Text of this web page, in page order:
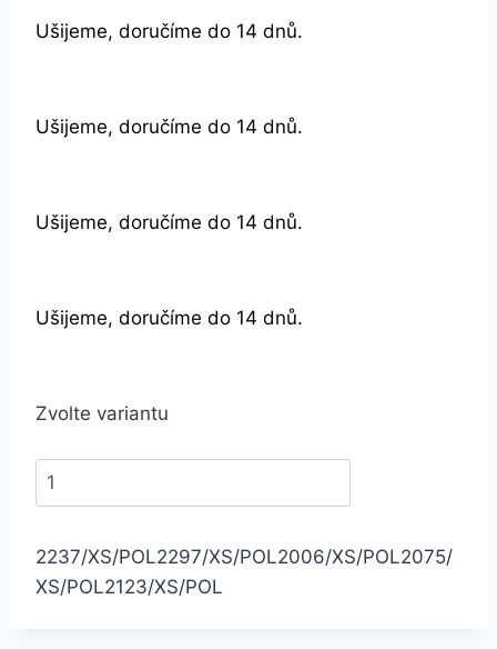
Ušijeme, doručíme do 14 dnů.
Ušijeme, doručíme do 14 dnů.
Ušijeme, doručíme do 14 dnů.
Ušijeme, doručíme do 14 dnů.
Zvolte variantu
2237/XS/POL2297/XS/POL2006/XS/POL2075/
XS/POL2123/XS/POL